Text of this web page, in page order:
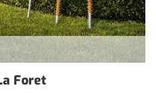
Foret